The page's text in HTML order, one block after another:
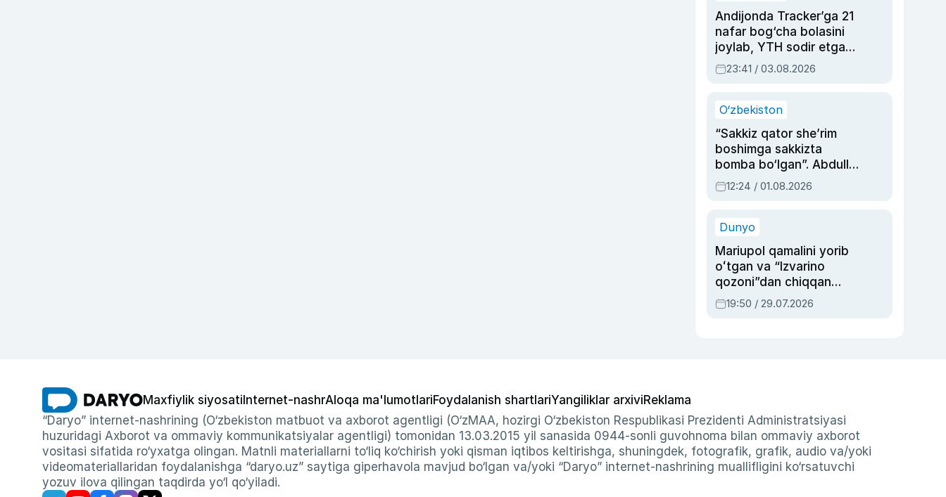
Andijonda Tracker’ga 21
nafar bog‘cha bolasini
joylab, YTH sodir etgan
ayolga sud hukmi o‘qildi
23:41 / 03.08.2026
O‘zbekiston
“Sakkiz qator she’rim
boshimga sakkizta
bomba bo‘lgan”. Abdulla
Oripovni siyosiy
ayblovlardan asrab
12:24 / 01.08.2026
Dunyo
Mariupol qamalini yorib
oʻtgan va “Izvarino
qozoni”dan chiqqan
qahramon — Ukraina
armiyasi bosh
19:50 / 29.07.2026
Maxfiylik siyosati Internet-nashrAloqa ma'lumotlariFoydalanish shartlariYangiliklar arxiviReklama
“Daryo” internet-nashrining (O‘zbekiston matbuot va axborot agentligi (O‘zMAA, hozirgi O‘zbekiston Respublikasi Prezidenti Administratsiyasi
huzuridagi Axborot va ommaviy kommunikatsiyalar agentligi) tomonidan 13.03.2015 yil sanasida 0944-sonli guvohnoma bilan ommaviy axborot
vositasi sifatida ro‘yxatga olingan. Matnli materiallarni to‘liq ko‘chirish yoki qisman iqtibos keltirishga, shuningdek, fotografik, grafik, audio va/yoki
videomateriallaridan foydalanishga “daryo.uz” saytiga giperhavola mavjud bo‘lgan va/yoki “Daryo” internet-nashrining muallifligini ko‘rsatuvchi
yozuv ilova qilingan taqdirda yo‘l qo‘yiladi.